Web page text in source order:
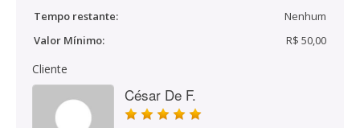
Tempo restante:
Nenhum
Valor Mínimo:
R$ 50,00
Cliente
César De F.